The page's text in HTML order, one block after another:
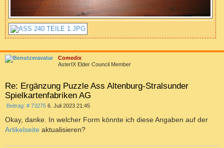
a
Comedix
AsterIX Elder Council Member
Re: Ergänzung Puzzle Ass Altenburg-Stralsunder
Spielkartenfabriken AG
Beitrag: # 73275B
r
6. Juli 2023 21:45
Okay, danke. In welcher Form könnte ich diese Angaben auf der
Artikelseite aktualisieren?